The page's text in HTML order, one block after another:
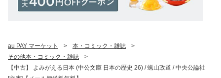
au PAY マーケット > 本・コミック・雑誌
>
その他本・コミック・雑誌
>
【中古】 よみがえる日本 (中公文庫 日本の歴史 26) / 蝋山政道 / 中央公論社